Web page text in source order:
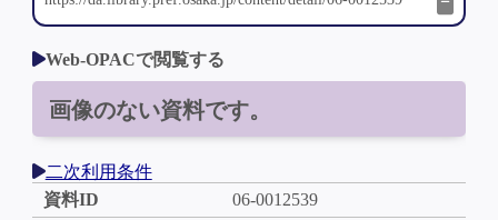
Web-OPACで閲覧する
画像のない資料です。
二次利用条件
資料ID
06-0012539